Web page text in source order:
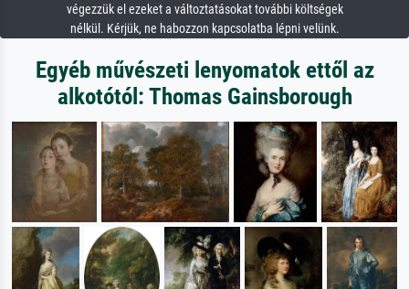
végezzük el ezeket a változtatásokat további költségek
nélkül. Kérjük, ne habozzon kapcsolatba lépni velünk.
Egyéb művészeti lenyomatok ettől az
alkotótól: Thomas Gainsborough